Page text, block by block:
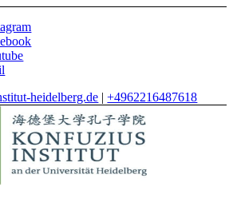
heidelberg.de |+4962216487618